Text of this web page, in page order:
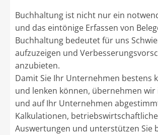
Buchhaltung ist nicht nur ein
und das eintönige Erfassen von
Buchhaltung bedeutet für uns
aufzuzeigen und
anzubieten.
Damit Sie Ihr Unternehmen bestens
und lenken können, übernehmen
und auf Ihr Unternehmen
Kalkulationen, betriebswirtschaftliche
Auswertungen und unterstützen Sie